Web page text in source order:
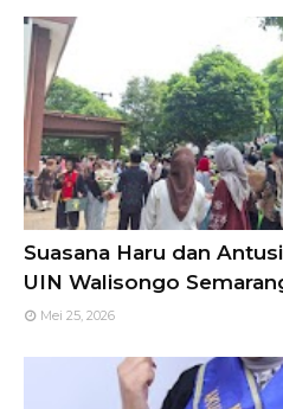
Suasana Haru dan
UIN Walisongo
Mei 25, 2026